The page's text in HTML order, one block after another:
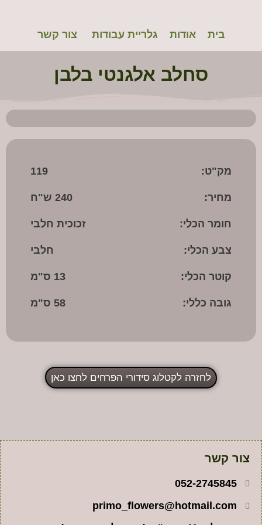
–
בית אודות גלריית עבודות צור קשר
סחלב אלגנטי בלבן
מק"ט: 119
מחיר: 240 ש"ח
חומר הכלי: זכוכית חלבי
צבע הכלי: חלבי
קוטר הכלי: 13 ס"מ
גובה כללי: 58 ס"מ
לחזרה לקטלוג סידורי הפרחים לחצו כאן
צור קשר
052-2745845
primo_flowers@hotmail.com